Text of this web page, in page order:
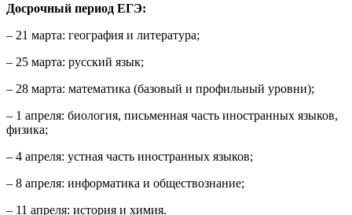
Досрочный период ЕГЭ:
– 21 марта: география и литература;
– 25 марта: русский язык;
– 28 марта: математика (базовый и профильный уровни);
– 1 апреля: биология, письменная часть иностранных языков,
физика;
– 4 апреля: устная часть иностранных языков;
– 8 апреля: информатика и обществознание;
– 11 апреля: история и химия.